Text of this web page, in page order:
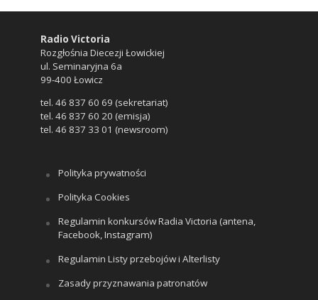
Radio Victoria
Rozgłośnia Diecezji Łowickiej
ul. Seminaryjna 6a
99-400 Łowicz
tel. 46 837 60 69 (sekretariat)
tel. 46 837 60 20 (emisja)
tel. 46 837 33 01 (newsroom)
Polityka prywatności
Polityka Cookies
Regulamin konkursów Radia Victoria (antena,
Facebook, Instagram)
Regulamin Listy przebojów i Alterlisty
Zasady przyznawania patronatów